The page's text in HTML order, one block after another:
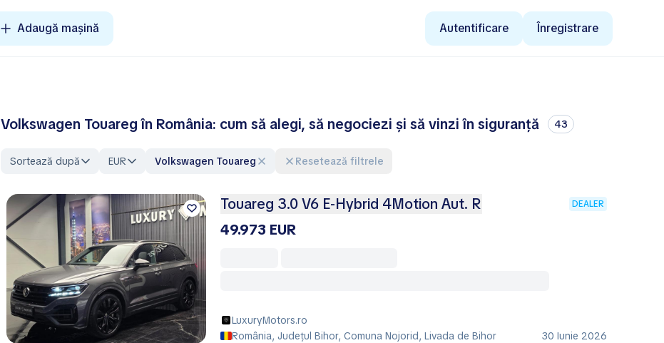
Adaugă mașină Autentificare Înregistrare
Volkswagen Touareg în România: cum să alegi, să negociezi și să vinzi în siguranță 43
Sortează după EUR Volkswagen Touareg Resetează filtrele
Touareg 3.0 V6 E-Hybrid 4Motion Aut. R DEALER
49.973 EUR
LuxuryMotors.ro
România, Județul Bihor, Comuna Nojorid, Livada de Bihor
30 Iunie 2026